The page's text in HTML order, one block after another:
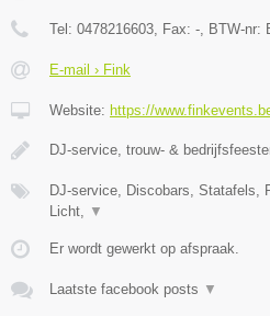
Tel: 0478216603 , Fax: - , BTW-nr:
E-mail › Fink
Website: https://
DJ-service, trouw- &
DJ-service, Discobars, Statafels,
Licht,
▼
Er wordt gewerkt op afspraak.
Laatste facebook posts ▼